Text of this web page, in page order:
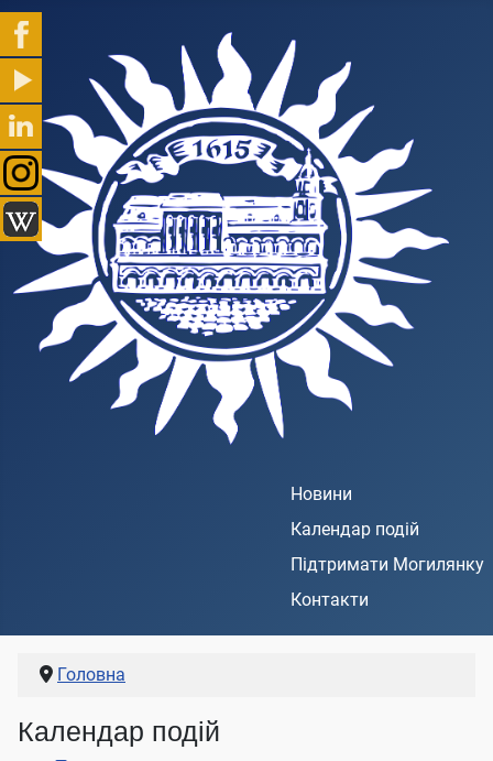
Новини
Календар подій
Підтримати Могилянку
Контакти
Головна
Календар подій